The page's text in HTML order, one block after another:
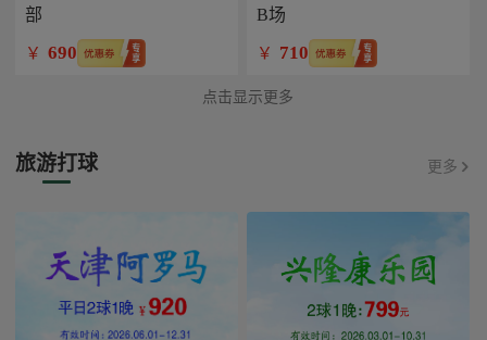
部
￥ 690
B场
￥ 710
点击显示更多
旅游打球 更多